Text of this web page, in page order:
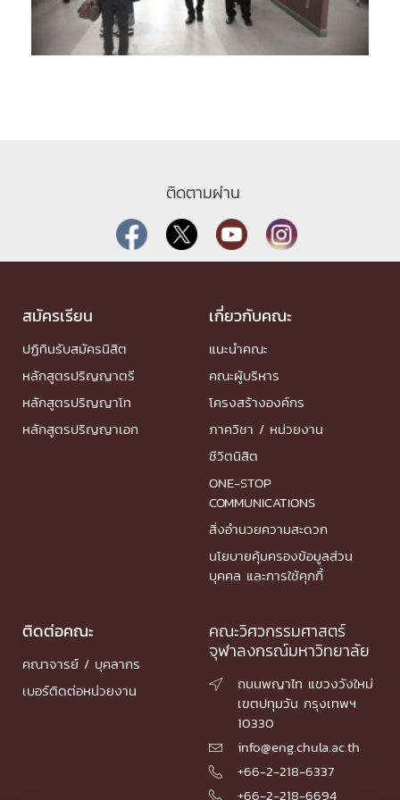
ติดตามผ่าน
สมัครเรียน
ปฏิทินรับสมัครนิสิต
หลักสูตรปริญญาตรี
หลักสูตรปริญญาโท
หลักสูตรปริญญาเอก
เกี่ยวกับคณะ
แนะนำคณะ
คณะผู้บริหาร
โครงสร้างองค์กร
ภาควิชา / หน่วยงาน
ชีวิตนิสิต
ONE-STOP
COMMUNICATIONS
สิ่งอำนวยความสะดวก
นโยบายคุ้มครองข้อมูลส่วน
บุคคล และการใช้คุกกี้
ติดต่อคณะ
คณาจารย์ / บุคลากร
เบอร์ติดต่อหน่วยงาน
คณะวิศวกรรมศาสตร์
จุฬาลงกรณ์มหาวิทยาลัย

ถนนพญาไท แขวงวังใหม่
เขตปทุมวัน กรุงเทพฯ
10330
 info@eng.chula.ac.th
 +66-2-218-6337
 +66-2-218-6694